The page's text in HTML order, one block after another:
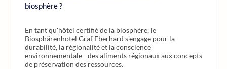
biosphère ?
En tant qu'hôtel certifié de la biosphère, le
Biosphärenhotel Graf Eberhard s'engage pour la
durabilité, la régionalité et la conscience
environnementale - des aliments régionaux aux concepts
de préservation des ressources.